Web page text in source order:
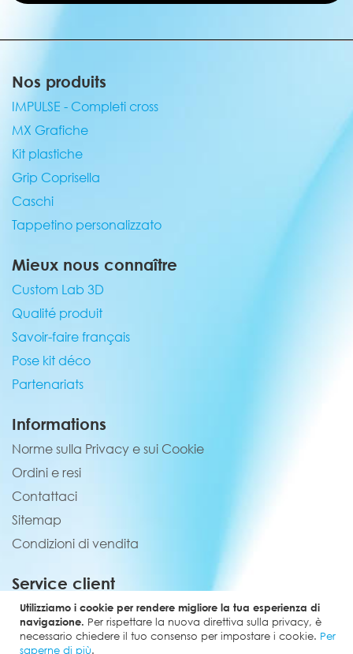
Utilizziamo i cookie per rendere migliore la tua esperienza di
navigazione. Per rispettare la nuova direttiva sulla privacy, è
necessario chiedere il tuo consenso per impostare i cookie. Per
saperne di più.
Nos produits
IMPULSE - Completi cross
MX Grafiche
Kit plastiche
Grip Coprisella
Caschi
Tappetino personalizzato
Mieux nous connaître
Custom Lab 3D
Qualité produit
Savoir-faire français
Pose kit déco
Partenariats
Informations
Norme sulla Privacy e sui Cookie
Ordini e resi
Contattaci
Sitemap
Condizioni di vendita
Service client
02 44 84 90 44
contact@elevenmx.com